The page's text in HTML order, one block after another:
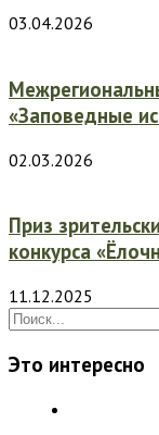
03.04.2026
«Заповедные
02.03.2026
Приз
конкурса
11.12.2025
Это интересно